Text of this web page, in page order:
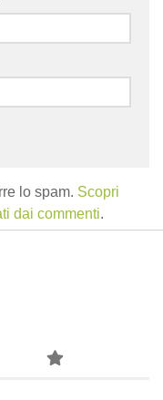
lo spam. Scopri
dai commenti.